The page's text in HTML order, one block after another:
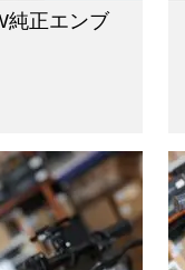
正エンブ